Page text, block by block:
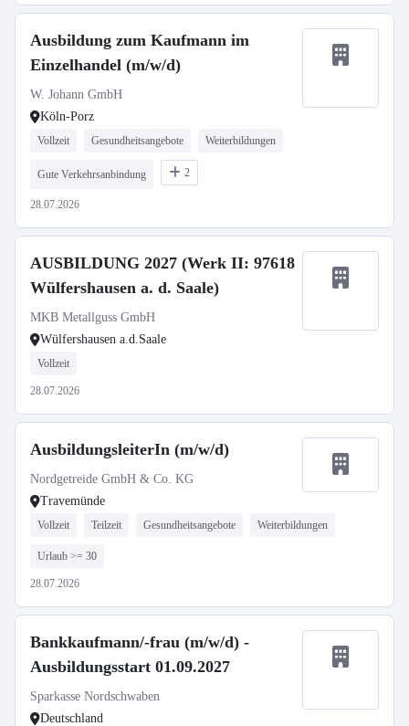
Ausbildung zum Kaufmann im
Einzelhandel (m/w/d)
W. Johann GmbH
Köln-Porz
Vollzeit Gesundheitsangebote Weiterbildungen
Gute Verkehrsanbindung 2
28.07.2026
AUSBILDUNG 2027 (Werk II: 97618
Wülfershausen a. d. Saale)
MKB Metallguss GmbH
Wülfershausen a.d.Saale
Vollzeit
28.07.2026
AusbildungsleiterIn (m/w/d)
Nordgetreide GmbH & Co. KG
Travemünde
Vollzeit Teilzeit Gesundheitsangebote Weiterbildungen
Urlaub >= 30
28.07.2026
Bankkaufmann/-frau (m/w/d) -
Ausbildungsstart 01.09.2027
Sparkasse Nordschwaben
Deutschland